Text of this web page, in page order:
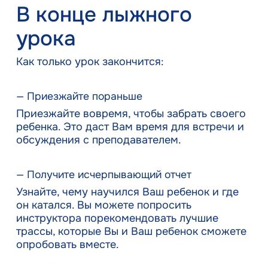
В конце лыжного
урока
Как только урок закончится:
— Приезжайте пораньше
Приезжайте вовремя, чтобы забрать своего
ребенка. Это даст Вам время для встречи и
обсуждения с преподавателем.
— Получите исчерпывающий отчет
Узнайте, чему научился Ваш ребенок и где
он катался. Вы можете попросить
инструктора порекомендовать лучшие
трассы, которые Вы и Ваш ребенок сможете
опробовать вместе.